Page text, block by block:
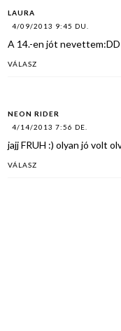
LAURA
4/09/2013 9:45 DU.
A 14.-en jót nevettem:DD
VÁLASZ
NEON RIDER
4/14/2013 7:56 DE.
jajj FRUH :) olyan jó volt
VÁLASZ